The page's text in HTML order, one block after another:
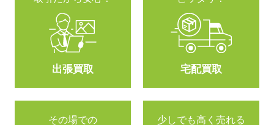
出張買取 宅配買取
その場での
少しでも高く売れる